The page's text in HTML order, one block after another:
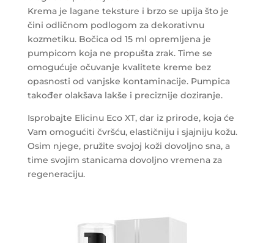
Krema je lagane teksture i brzo se upija što je
čini odličnom podlogom za dekorativnu
kozmetiku. Bočica od 15 ml opremljena je
pumpicom koja ne propušta zrak. Time se
omogućuje očuvanje kvalitete kreme bez
opasnosti od vanjske kontaminacije. Pumpica
također olakšava lakše i preciznije doziranje.
Isprobajte Elicinu Eco XT, dar iz prirode, koja će
Vam omogućiti čvršću, elastičniju i sjajniju kožu.
Osim njege, pružite svojoj koži dovoljno sna, a
time svojim stanicama dovoljno vremena za
regeneraciju.